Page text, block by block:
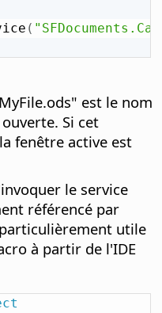
(
est le nom
Si cet
fenêtre active est
le service
référencé par
utile
à partir de l'IDE